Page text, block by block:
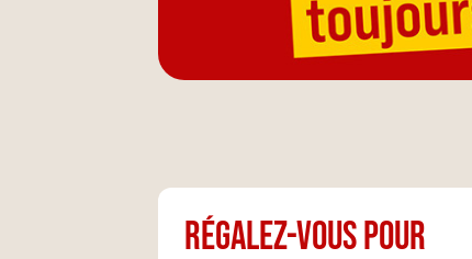
Régalez-vous pour